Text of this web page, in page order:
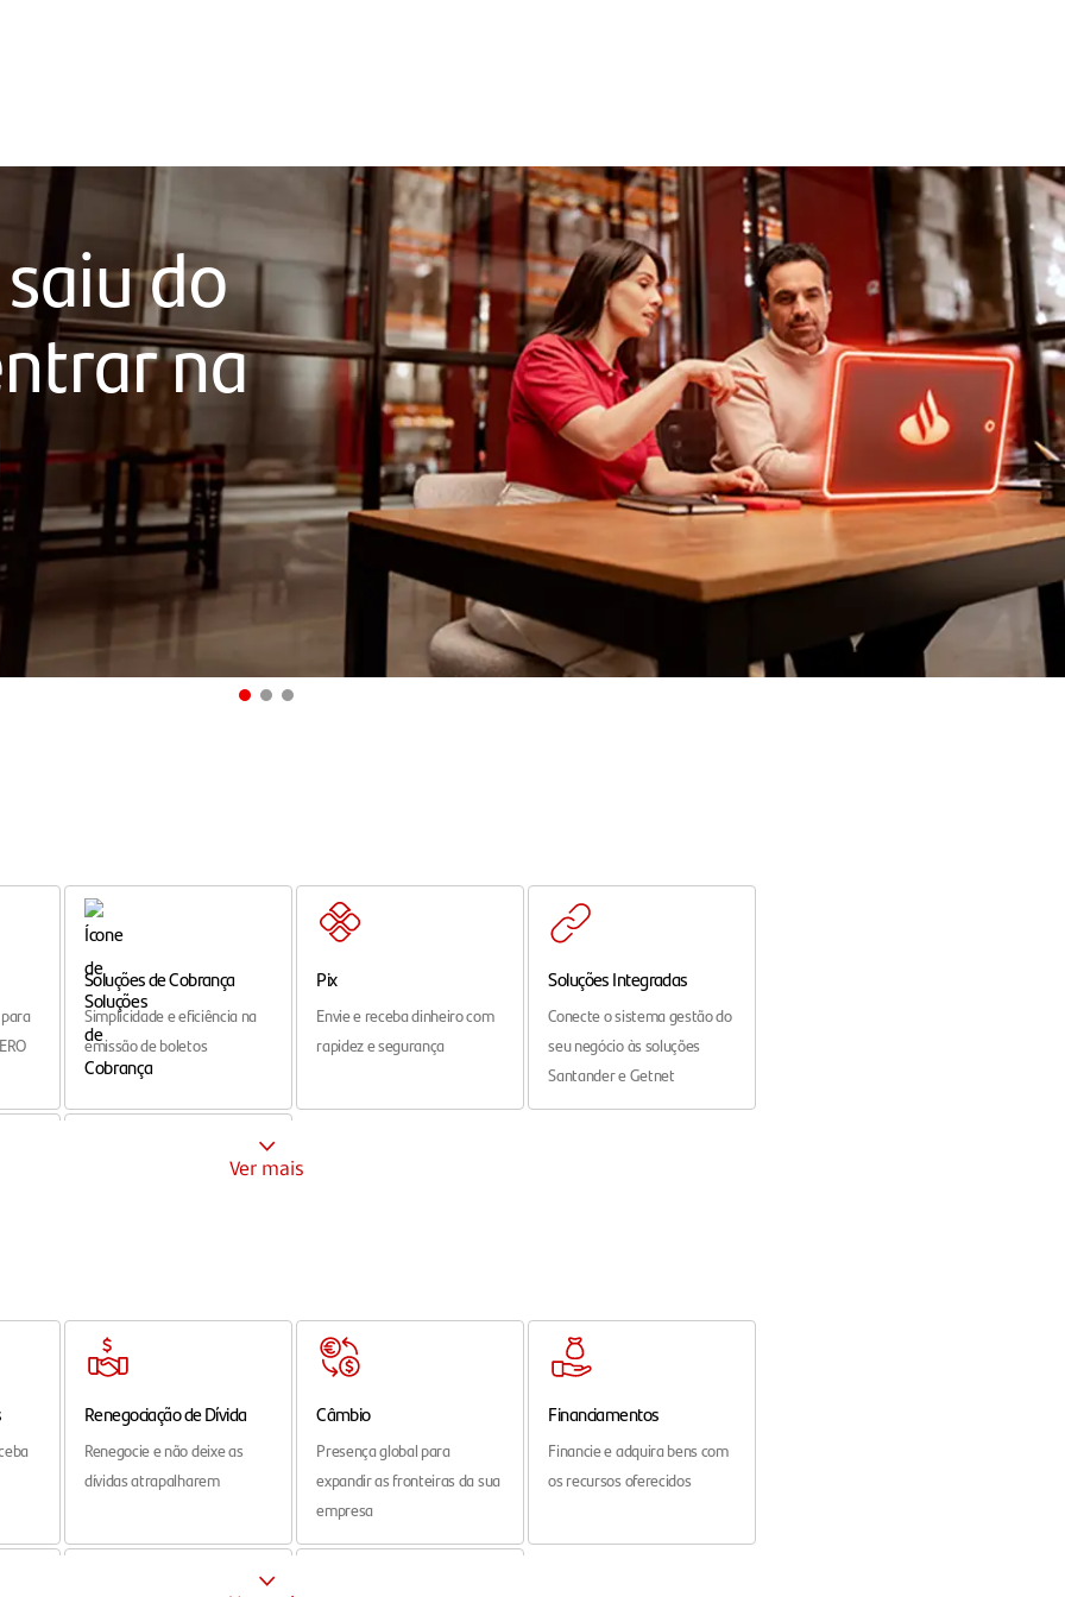
do
na
Soluções de Cobrança
Simplicidade e eficiência na
emissão de boletos
Pix
Envie e receba dinheiro com
rapidez e segurança
Soluções Integradas
Conecte o sistema gestão do
seu negócio às soluções
Santander e Getnet
Ver mais
Renegociação de Dívida
Renegocie e não deixe as
dívidas atrapalharem
Câmbio
Presença global para
expandir as fronteiras da sua
empresa
Financiamentos
Financie e adquira bens com
os recursos oferecidos